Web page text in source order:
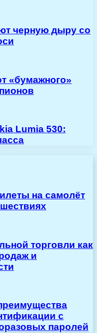
черную дыру со
«бумажного»
Lumia 530:
на самолёт
торговли как
и
с
паролей